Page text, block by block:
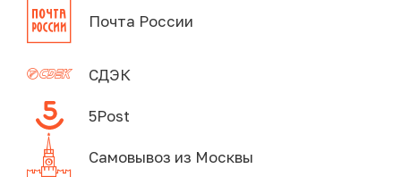
Почта России
СДЭК
5Post
Самовывоз из Москвы